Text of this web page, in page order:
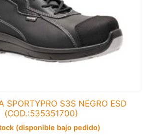
SPORTYPRO S3S NEGRO ESD
(COD.:535351700)
(disponible bajo pedido)